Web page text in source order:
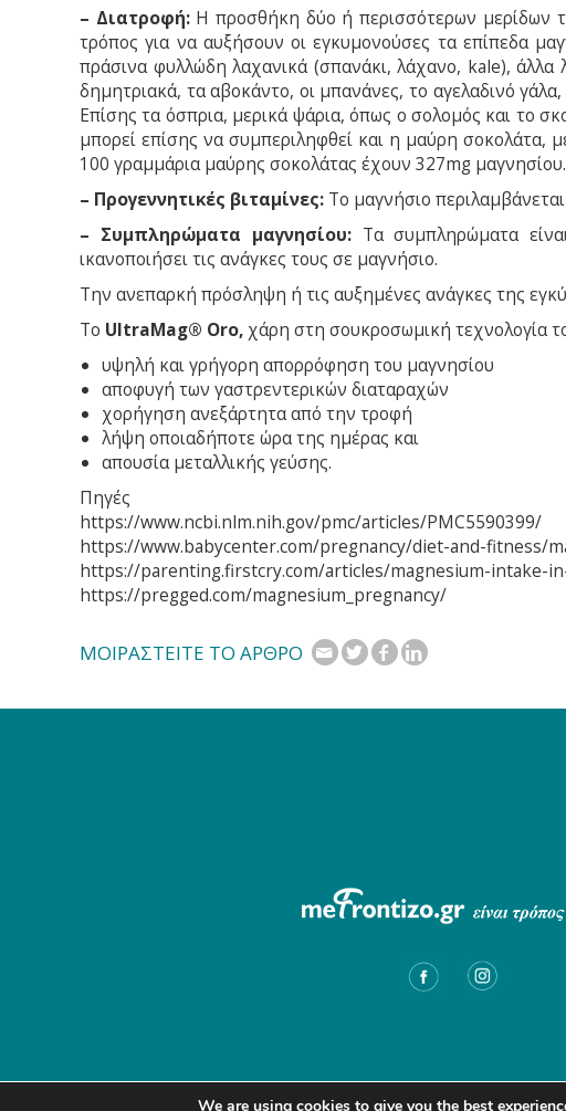
– Διατροφή:Η προσθήκη δύο ή περισσότερων μερίδων
τρόπος για να αυξήσουν οι εγκυμονούσες τα επίπεδα
πράσινα φυλλώδη λαχανικά (σπανάκι, λάχανο, kale), άλλα
δημητριακά, τα αβοκάντο, οι μπανάνες, το αγελαδινό
Επίσης τα όσπρια, μερικά ψάρια, όπως ο σολομός και το
μπορεί επίσης να συμπεριληφθεί και η μαύρη σοκολάτα,
100 γραμμάρια μαύρης σοκολάτας έχουν 327mg μαγνησίου.
– Προγεννητικές βιταμίνες: Το μαγνήσιο
– Συμπληρώματα μαγνησίου:Τα συμπληρώματα
ικανοποιήσει τις ανάγκες τους σε μαγνήσιο.
Την ανεπαρκή πρόσληψη ή τις αυξημένες ανάγκες της
Το UltraMag® Oro, χάρη στη σουκροσωμική τεχνολογία
υψηλή και γρήγορη απορρόφηση του μαγνησίου
αποφυγή των γαστρεντερικών διαταραχών
χορήγηση ανεξάρτητα από την τροφή
λήψη οποιαδήποτε ώρα της ημέρας και
απουσία μεταλλικής γεύσης.
Πηγές
https://www.ncbi.nlm.nih.gov/pmc/articles/PMC5590399/
https://www.babycenter.com/pregnancy/diet-and-fitness/
https://parenting.firstcry.com/articles/magnesium-intake-
https://pregged.com/magnesium_pregnancy/
ΜΟΙΡΑΣΤΕΙΤΕ ΤΟ ΑΡΘΡΟ
We are using cookies to give you the best